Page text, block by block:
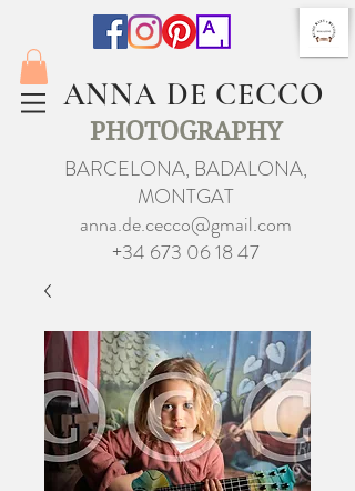
ANNA DE CECCO
PHOTOGRAPHY
BARCELONA, BADALONA,
MONTGAT
anna.de.cecco@gmail.com
+34 673 06 18 47